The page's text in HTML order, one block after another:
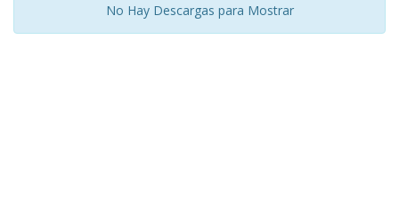
No Hay Descargas para Mostrar